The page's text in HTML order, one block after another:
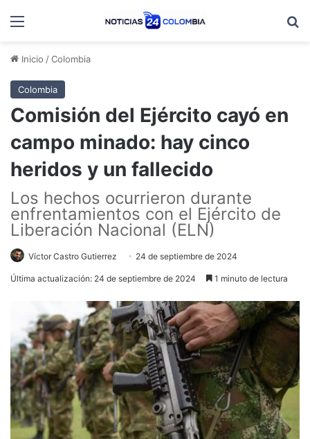
Menú
Inicio /Colombia
Colombia
Comisión del Ejército cayó en
campo minado: hay cinco
heridos y un fallecido
Los hechos ocurrieron durante
enfrentamientos con el Ejército de
Liberación Nacional (ELN)
Víctor Castro Gutierrez 24 de septiembre de 2024
Última actualización: 24 de septiembre de 2024 1 minuto de lectura